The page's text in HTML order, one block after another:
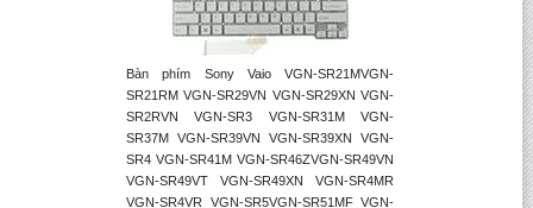
Bàn phím Sony Vaio VGN-SR21MVGN-
SR21RM VGN-SR29VN VGN-SR29XN VGN-
SR2RVN VGN-SR3 VGN-SR31M VGN-
SR37M VGN-SR39VN VGN-SR39XN VGN-
SR4 VGN-SR41M VGN-SR46ZVGN-SR49VN
VGN-SR49VT VGN-SR49XN VGN-SR4MR
VGN-SR4VR VGN-SR5VGN-SR51MF VGN-